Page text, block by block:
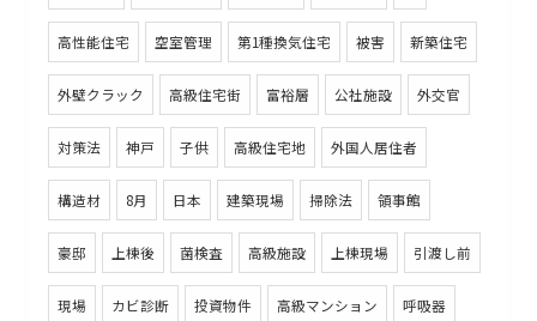
高性能住宅 空室管理 第1種換気住宅 被害 新築住宅
外壁クラック 高級住宅街 富裕層 公社施設 外交官
対策法 神戸 子供 高級住宅地 外国人居住者
構造材 8月 日本 建築現場 掃除法 領事館
豪邸 上棟後 菌検査 高級施設 上棟現場 引渡し前
現場 カビ診断 投資物件 高級マンション 呼吸器